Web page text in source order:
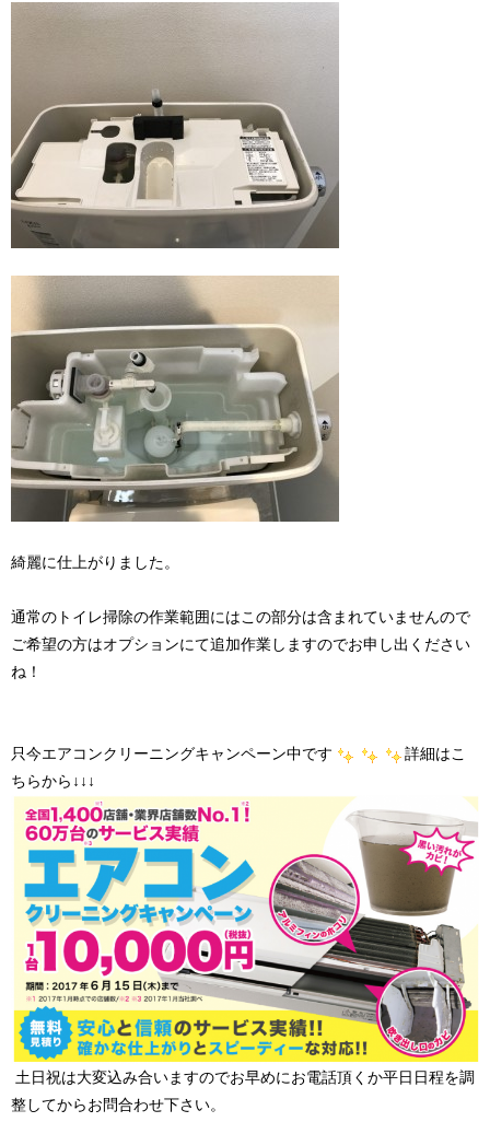
綺麗に仕上がりました。
通常のトイレ掃除の作業範囲にはこの部分は含まれていませんので
ご希望の方はオプションにて追加作業しますのでお申し出ください
ね！
只今エアコンクリーニングキャンペーン中です
詳細はこ
ちらから↓↓↓
土日祝は大変込み合いますのでお早めにお電話頂くか平日日程を調
整してからお問合わせ下さい。